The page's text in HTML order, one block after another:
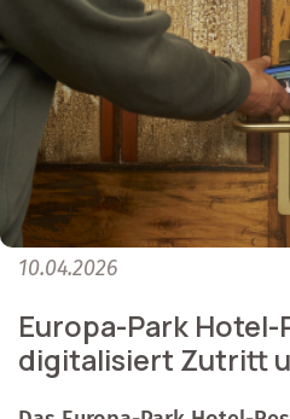
10.04.2026
Europa-Park
digitalisiert Zutritt